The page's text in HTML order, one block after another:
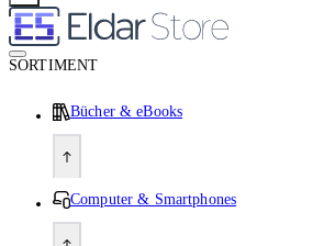
SORTIMENT
Bücher & eBooks
Computer & Smartphones